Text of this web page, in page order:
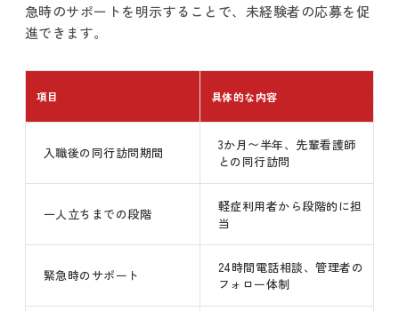
急時のサポートを明示することで、未経験者の応募を促
進できます。
項目 具体的な内容
入職後の同行訪問期間
3か月〜半年、先輩看護師
との同行訪問
一人立ちまでの段階
軽症利用者から段階的に担
当
緊急時のサポート
24時間電話相談、管理者の
フォロー体制